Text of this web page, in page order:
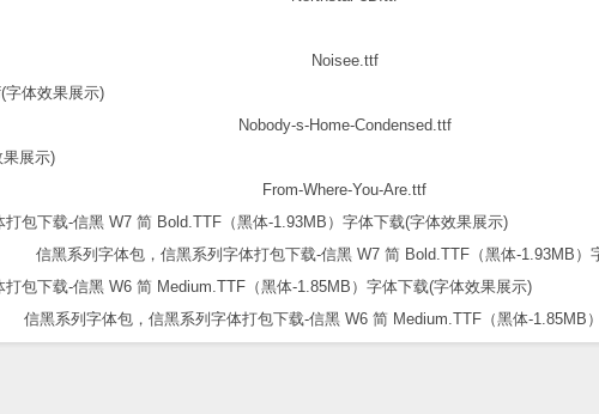
Noisee.ttf
Nobody-s-Home-Condensed.ttf
From-Where-You-Are.ttf
信黑系列字体包，信黑系列字体打包下载-信黑 W7 简 Bold.TTF（黑体-1.93MB）
信黑系列字体包，信黑系列字体打包下载-信黑 W6 简 Medium.TTF（黑体-1.85MB